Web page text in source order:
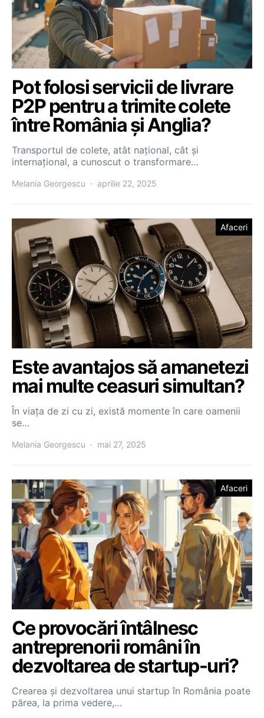
Pot folosi servicii de livrare
P2P pentru a trimite colete
între România și Anglia?
Transportul de colete, atât național, cât și
internațional, a cunoscut o transformare…
Melania Georgescu aprilie 22, 2025
Afaceri
Este avantajos să amanetezi
mai multe ceasuri simultan?
În viața de zi cu zi, există momente în care oamenii
se…
Melania Georgescu mai 27, 2025
Afaceri
Ce provocări întâlnesc
antreprenorii români în
dezvoltarea de startup-uri?
Crearea și dezvoltarea unui startup în România poate
părea, la prima vedere,…